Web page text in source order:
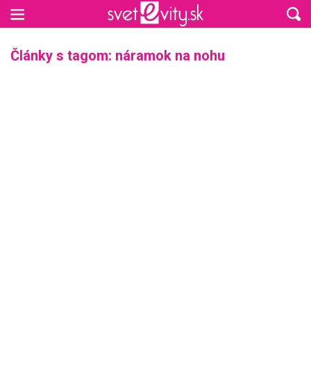
Články s tagom: náramok na nohu